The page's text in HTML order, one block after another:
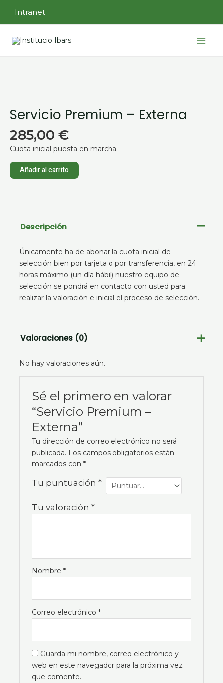
Intranet
Servicio Premium – Externa
285,00 €
Cuota inicial puesta en marcha.
cantidad
Añadir al carrito
Descripción
Únicamente ha de abonar la cuota inicial de
selección bien por tarjeta o por transferencia, en 24
horas máximo (un día hábil) nuestro equipo de
selección se pondrá en contacto con usted para
realizar la valoración e inicial el proceso de selección.
Valoraciones (0)
No hay valoraciones aún.
Sé el primero en valorar
“Servicio Premium –
Externa”
Tu dirección de correo electrónico no será
publicada. Los campos obligatorios están
marcados con *
Tu puntuación *
Tu valoración *
Nombre *
Correo electrónico *
Guarda mi nombre, correo electrónico y
web en este navegador para la próxima vez
que comente.